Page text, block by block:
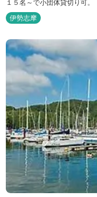
１５名～で小団体貸切り可。
伊勢志摩